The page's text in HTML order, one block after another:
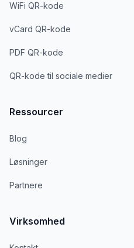
WiFi QR-kode
vCard QR-kode
PDF QR-kode
QR-kode til sociale medier
Ressourcer
Blog
Løsninger
Partnere
Virksomhed